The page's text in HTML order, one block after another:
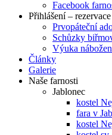
Facebook
Přihlášení – rezervace
Prvopáteční
Schůzky
Výuka
Články
Galerie
Naše farnosti
Jablonec
kostel
fara v
kostel